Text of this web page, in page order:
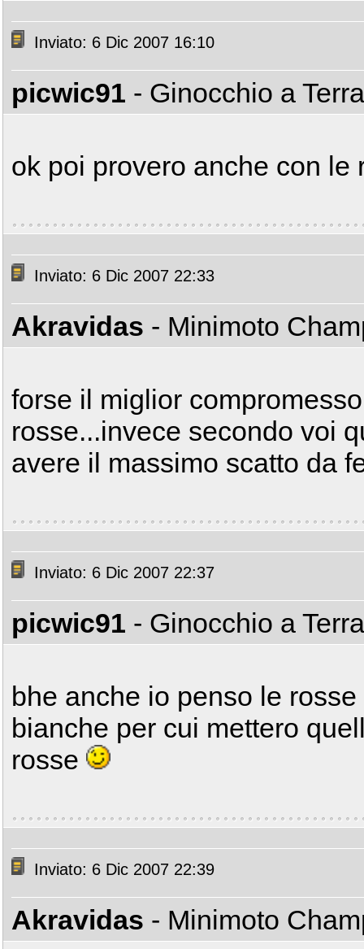
Inviato: 6 Dic 2007 16:10
picwic91 - Ginocchio a
ok poi provero anche con le
Inviato: 6 Dic 2007 22:33
Akravidas - Minimoto
forse il miglior
rosse...invece secondo voi
avere il massimo scatto da
Inviato: 6 Dic 2007 22:37
picwic91 - Ginocchio a
bhe anche io penso le
bianche per cui mettero
rosse
Inviato: 6 Dic 2007 22:39
Akravidas - Minimoto